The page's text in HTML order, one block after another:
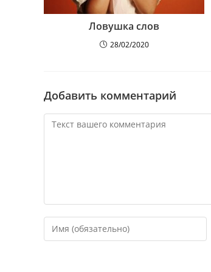
Ловушка слов
28/02/2020
Добавить комментарий